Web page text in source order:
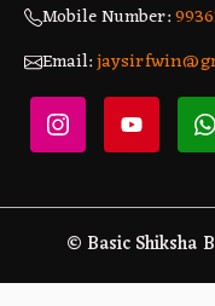
Mobile Number:
Email:
© Basic Shiksha